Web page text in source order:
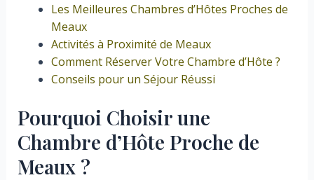
Les Meilleures Chambres d’Hôtes Proches de
Meaux
Activités à Proximité de Meaux
Comment Réserver Votre Chambre d’Hôte ?
Conseils pour un Séjour Réussi
Pourquoi Choisir une
Chambre d’Hôte Proche de
Meaux ?